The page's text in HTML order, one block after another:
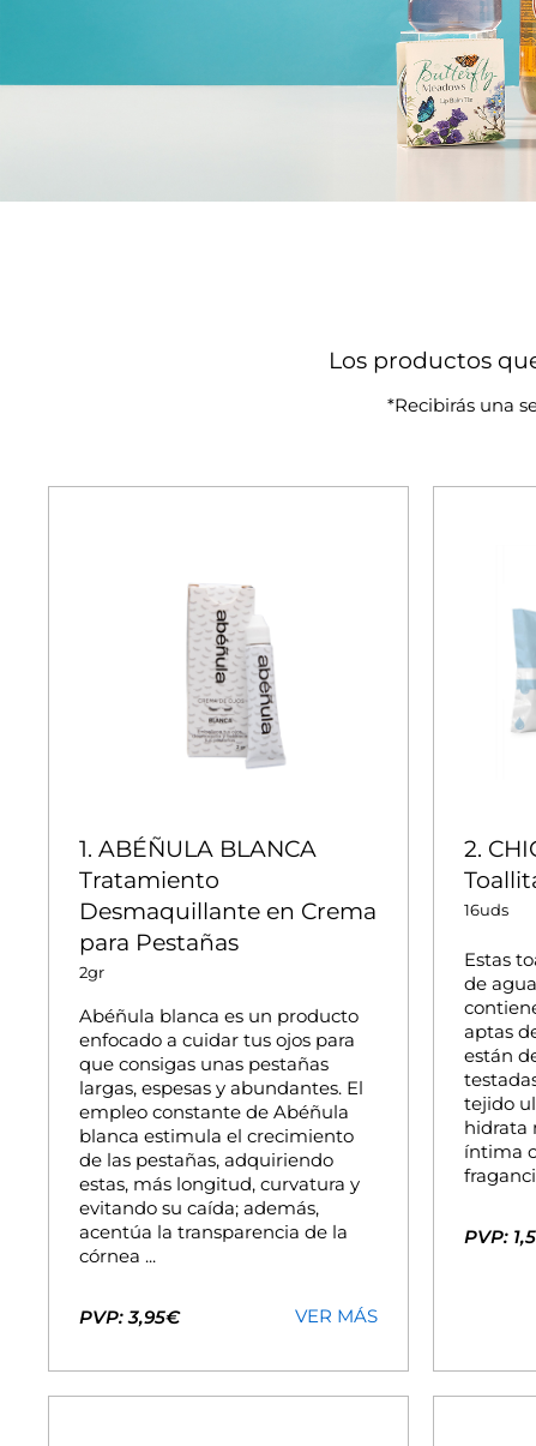
Los productos
*Recibirás una
1. ABÉÑULA BLANCA
Tratamiento
Desmaquillante en Crema
para Pestañas
2gr
Abéñula blanca es un producto
enfocado a cuidar tus ojos para
que consigas unas pestañas
largas, espesas y abundantes. El
empleo constante de Abéñula
blanca estimula el crecimiento
de las pestañas, adquiriendo
estas, más longitud, curvatura y
evitando su caída; además,
acentúa la transparencia de la
córnea ...
PVP: 3,95€ VER MÁS
2.
16uds
Estas
de
aptas
están
tejido
hidrata
íntima
PVP: